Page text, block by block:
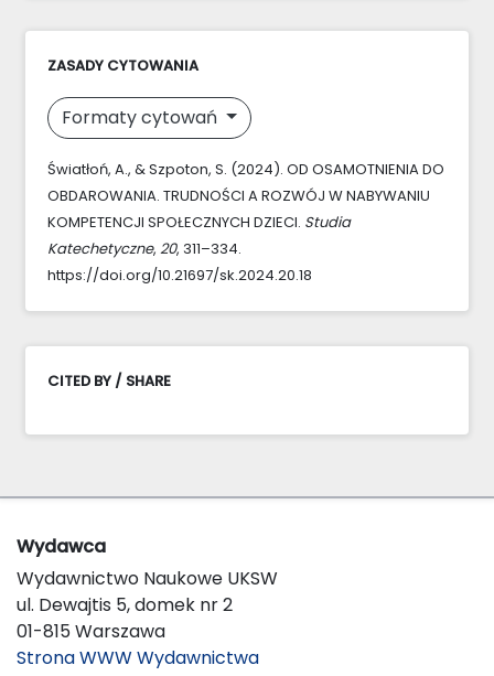
ZASADY CYTOWANIA
Formaty cytowań
Światłoń, A., & Szpoton, S. (2024). OD OSAMOTNIENIA DO
OBDAROWANIA. TRUDNOŚCI A ROZWÓJ W NABYWANIU
KOMPETENCJI SPOŁECZNYCH DZIECI. Studia
Katechetyczne, 20, 311–334.
https://doi.org/10.21697/sk.2024.20.18
CITED BY / SHARE
Wydawca
Wydawnictwo Naukowe UKSW
ul. Dewajtis 5, domek nr 2
01-815 Warszawa
Strona WWW Wydawnictwa